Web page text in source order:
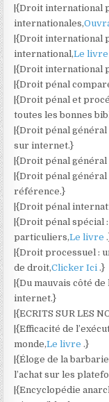
|{Droit international
internationales,
|{Droit international
international,Le
|{Droit international
|{Droit pénal
|{Droit pénal et
toutes les bonnes
|{Droit pénal
sur internet.}
|{Droit pénal général
|{Droit pénal
référence.}
|{Droit pénal
|{Droit pénal spécial
particuliers,Le livre
|{Droit processuel :
de droit,Clicker Ici.}
|{Du mauvais côté de
internet.}
|{ECRITS SUR LES
|{Efficacité de
monde,Le livre.}
|{Éloge de la
l’achat sur les
|{Encyclopédie